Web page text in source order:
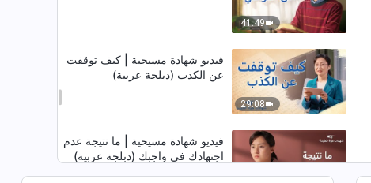
41:49
29:08
فيديو شهادة مسيحية | كيف توقفت
عن الكذب (دبلجة عربية)
فيديو شهادة مسيحية | ما نتيجة عدم
اجتهادك في واجبك (دبلجة عربية)